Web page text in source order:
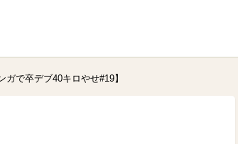
で卒デブ40キロやせ#19】